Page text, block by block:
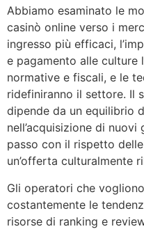
Abbiamo esaminato le
casinò online verso i
ingresso più efficaci,
e pagamento alle culture
normative e fiscali, e le
ridefiniranno il settore. Il
dipende da un equilibrio
nell’acquisizione di
passo con il rispetto
un’offerta culturalmente
Gli operatori che
costantemente le
risorse di ranking e